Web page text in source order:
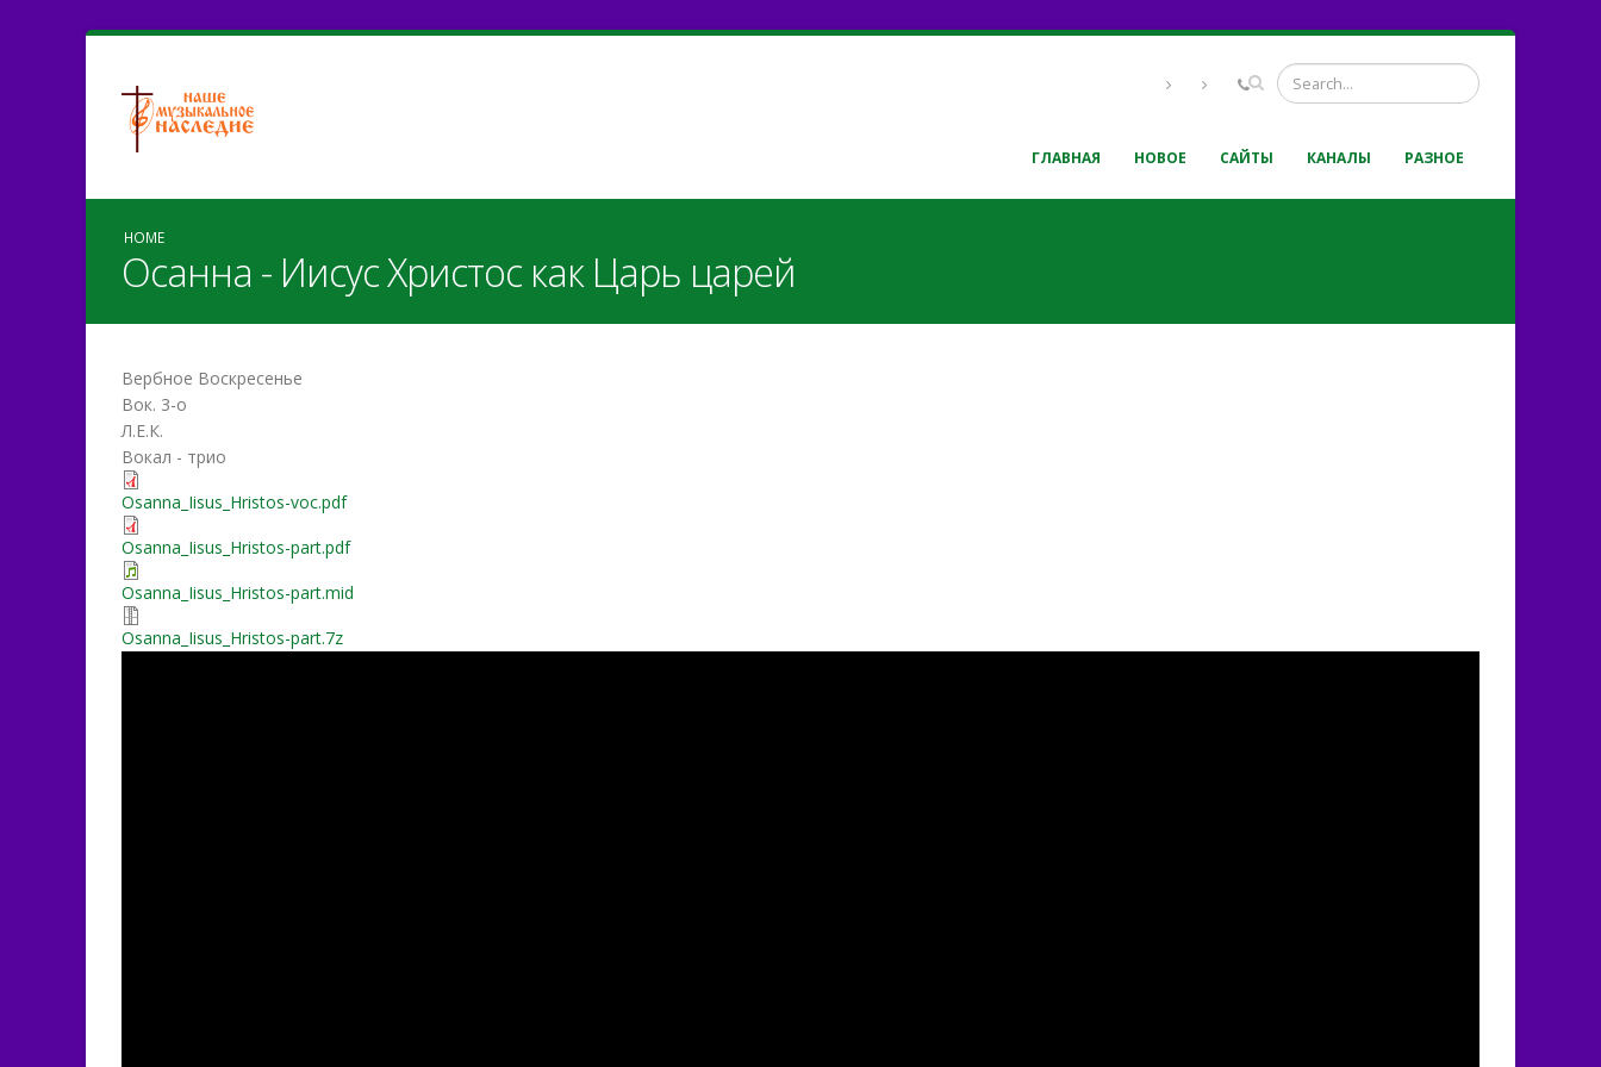
ГЛАВНАЯ НОВОЕ САЙТЫ КАНАЛЫ РАЗНОЕ
HOME
Осанна - Иисус Христос как Царь царей
Вербное Воскресенье
Вок. 3-о
Л.Е.К.
Вокал - трио
Osanna_Iisus_Hristos-voc.pdf
Osanna_Iisus_Hristos-part.pdf
Osanna_Iisus_Hristos-part.mid
Osanna_Iisus_Hristos-part.7z